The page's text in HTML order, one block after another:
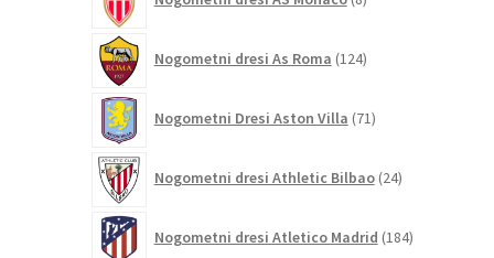
izdelkov
Nogometni dresi As Roma 124izdelkov
Nogometni Dresi Aston Villa 71izdelkov
Nogometni dresi Athletic Bilbao 24izdelkov
Nogometni dresi Atletico Madrid 184izdelkov